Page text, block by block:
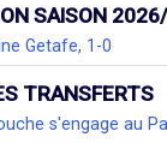
SAISON
Getafe, 1-0
TRANSFERTS
s'engage au